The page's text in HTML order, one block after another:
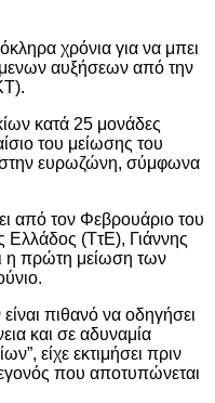
χρόνια για να μπει
αυξήσεων από την
κατά 25 μονάδες
του μείωσης του
ευρωζώνη, σύμφωνα
από τον Φεβρουάριο του
Ελλάδος (ΤτΕ), Γιάννης
η πρώτη μείωση των
πιθανό να οδηγήσει
και σε αδυναμία
είχε εκτιμήσει πριν
που αποτυπώνεται